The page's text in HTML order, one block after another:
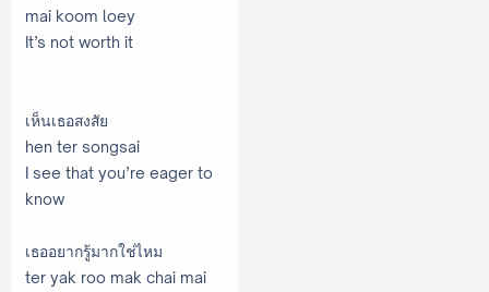
mai koom loey
It’s not worth it
เห็นเธอสงสัย
hen ter songsai
I see that you’re eager to
know
เธออยากรู้มากใช่ไหม
ter yak roo mak chai mai